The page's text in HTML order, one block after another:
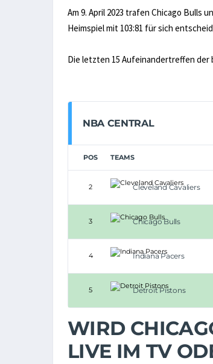
Am 9. April 2023 trafen Chicago Bulls
Heimspiel mit 103:81 für sich
Die letzten 15 Aufeinandertreffen der
NBA CENTRAL
POS TEAMS
2 Cleveland Cavaliers
3 Chicago Bulls
4 Indiana Pacers
5 Detroit Pistons
WIRD
LIVE IM TV